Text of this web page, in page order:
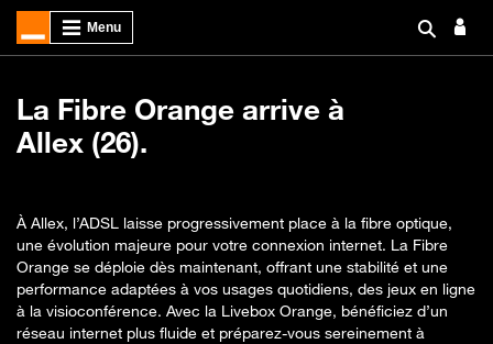
La Fibre Orange arrive à
Allex (26).
À Allex, l’ADSL laisse progressivement place à la fibre optique,
une évolution majeure pour votre connexion internet. La Fibre
Orange se déploie dès maintenant, offrant une stabilité et une
performance adaptées à vos usages quotidiens, des jeux en ligne
à la visioconférence. Avec la Livebox Orange, bénéficiez d’un
réseau internet plus fluide et préparez-vous sereinement à